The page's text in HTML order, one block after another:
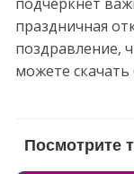
праздничная
поздравление,
можете
Посмотрите